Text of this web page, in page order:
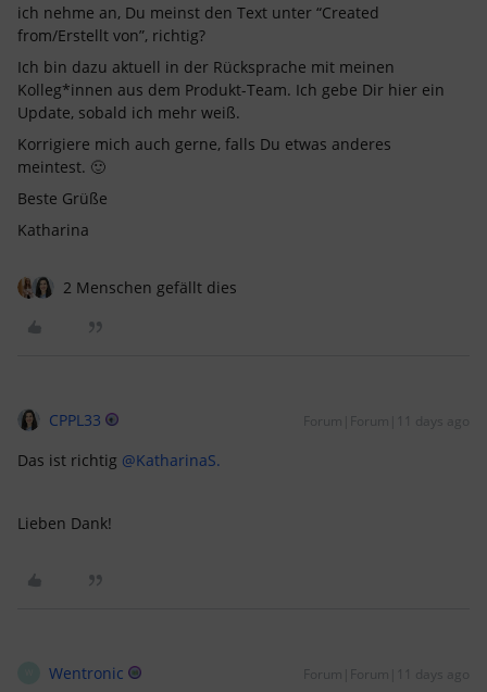
ich nehme an, Du meinst den Text unter “Created
from/Erstellt von”, richtig?
Ich bin dazu aktuell in der Rücksprache mit meinen
Kolleg*innen aus dem Produkt-Team. Ich gebe Dir hier ein
Update, sobald ich mehr weiß.
Korrigiere mich auch gerne, falls Du etwas anderes
meintest. 🙂
Beste Grüße
Katharina
2 Menschen gefällt dies
CPPL33 Forum|Forum|11 days ago
Das ist richtig ​ @KatharinaS.
Lieben Dank!
Wentronic Forum|Forum|11 days ago